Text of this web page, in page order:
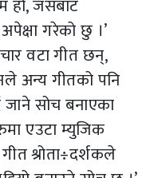
हो, जसबाट
गरेको छु ।’
वटा गीत छन्,
अन्य गीतको पनि
जाने सोच बनाएका
एउटा म्युजिक
श्रोता÷दर्शकले